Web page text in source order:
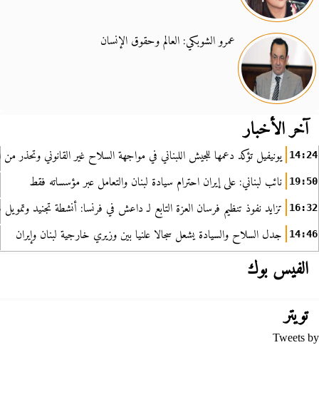
عمرو الشوبكي: العالم وحقوق الإنسان
آخر الأخبار
14:24 يونيفيل تؤكد دعمها للجيش اللبناني في مواجهة السلاح غير القانوني وتحذر من
19:50 نائب لبناني: على إيران احترام سيادة لبنان والتعامل عبر مؤسساته فقط
16:32 تزايد نفوذ تنظيم فرسان العزة التابع لـ داعش في فرنسا: أنشطة تجنيد
14:46 جدل السلاح والسيادة يشعل سجالا علنيا بين وزيري خارجية لبنان وإيران
الفيس بوك
تويتر
Tweets by